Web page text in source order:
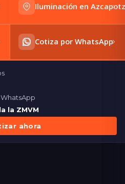
Iluminación en
Cotiza por WhatsApp
la ZMVM
ahora